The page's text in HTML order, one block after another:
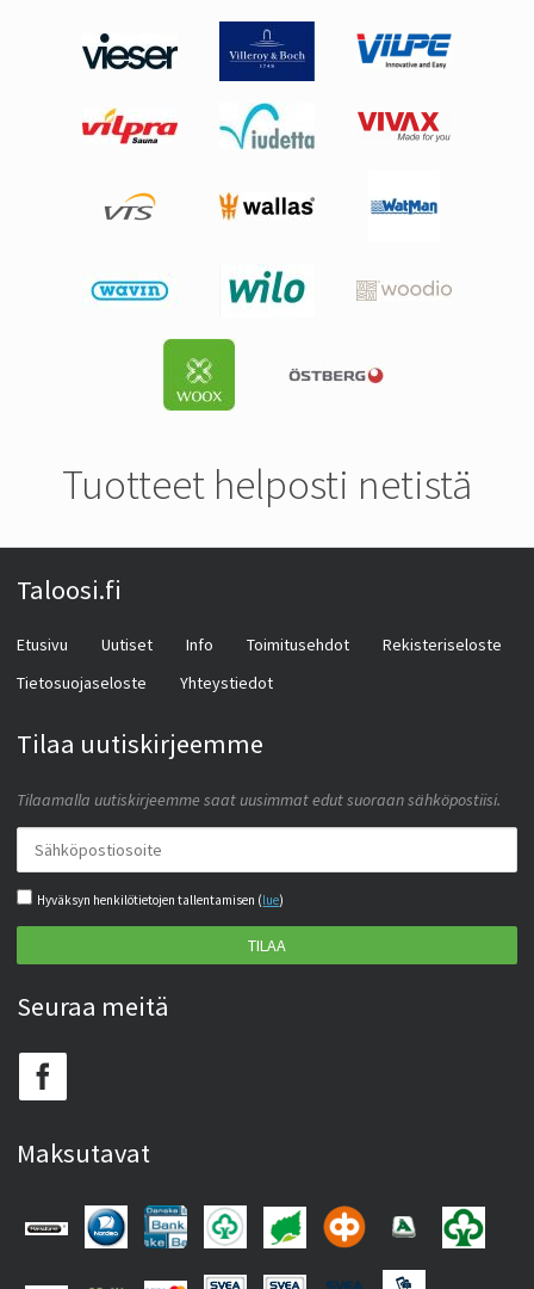
Tuotteet helposti netistä
Taloosi.fi
Etusivu Uutiset Info Toimitusehdot
Rekisteriseloste
Tietosuojaseloste
Yhteystiedot
Tilaa uutiskirjeemme
Tilaamalla uutiskirjeemme saat uusimmat edut suoraan sähköpostiisi.
Hyväksyn henkilötietojen tallentamisen (lue)
TILAA
Seuraa meitä
Maksutavat